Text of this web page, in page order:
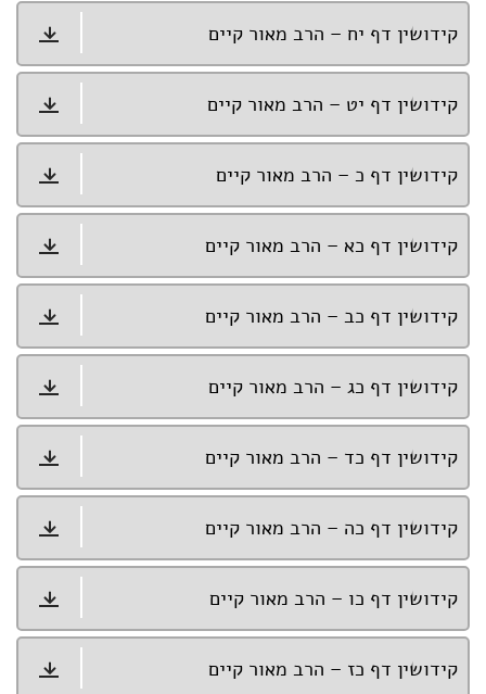
קידושין דף יח – הרב מאור קיים
קידושין דף יט – הרב מאור קיים
קידושין דף כ – הרב מאור קיים
קידושין דף כא – הרב מאור קיים
קידושין דף כב – הרב מאור קיים
קידושין דף כג – הרב מאור קיים
קידושין דף כד – הרב מאור קיים
קידושין דף כה – הרב מאור קיים
קידושין דף כו – הרב מאור קיים
קידושין דף כז – הרב מאור קיים